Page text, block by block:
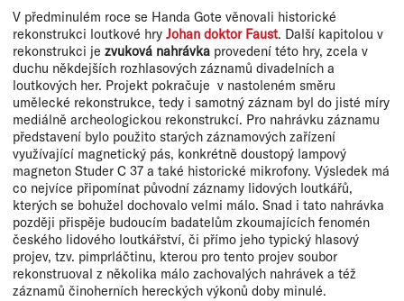
V předminulém roce se Handa Gote věnovali historické
rekonstrukci loutkové hry Johan doktor Faust. Další kapitolou v
rekonstrukci je zvuková nahrávka provedení této hry, zcela v
duchu někdejších rozhlasových záznamů divadelních a
loutkových her. Projekt pokračuje v nastoleném směru
umělecké rekonstrukce, tedy i samotný záznam byl do jisté míry
mediálně archeologickou rekonstrukcí. Pro nahrávku záznamu
představení bylo použito starých záznamových zařízení
využívající magnetický pás, konkrétně doustopý lampový
magneton Studer C 37 a také historické mikrofony. Výsledek má
co nejvíce připomínat původní záznamy lidových loutkářů,
kterých se bohužel dochovalo velmi málo. Snad i tato nahrávka
později přispěje budoucím badatelům zkoumajících fenomén
českého lidového loutkářství, či přímo jeho typický hlasový
projev, tzv. pimprláčtinu, kterou pro tento projev soubor
rekonstruoval z několika málo zachovalých nahrávek a též
záznamů činoherních hereckých výkonů doby minulé.